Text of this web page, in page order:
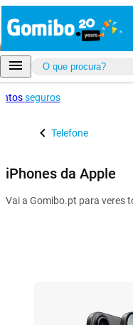
seguros
Telefone
iPhones da Apple
Vai a Gomibo.pt para veres